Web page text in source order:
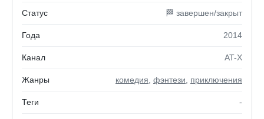
Статус 🏁 завершен/закрыт
Года 2014
Канал AT-X
Жанры комедия фэнтези приключения
Теги -